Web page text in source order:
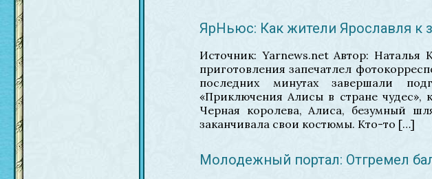
ЯрНьюс: Как жители Ярославля к
Источник: Yarnews.net Автор:
приготовления запечатлел
последних минутах завершали
«Приключения Алисы в стране
Черная королева, Алиса, безумный
заканчивала свои костюмы. Кто-то […]
Молодежный портал: Отгремел